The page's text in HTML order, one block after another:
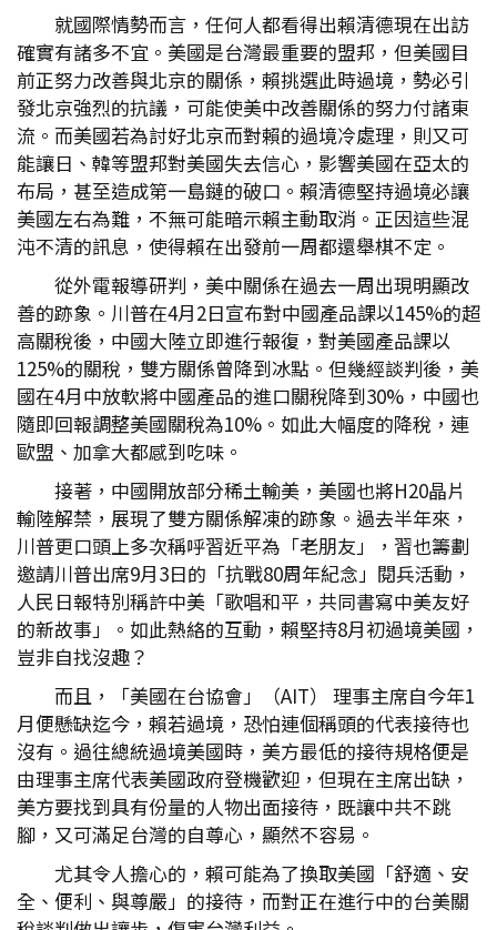
就國際情勢而言，任何人都看得出賴清德現在出訪
確實有諸多不宜。美國是台灣最重要的盟邦，但美國目
前正努力改善與北京的關係，賴挑選此時過境，勢必引
發北京強烈的抗議，可能使美中改善關係的努力付諸東
流。而美國若為討好北京而對賴的過境冷處理，則又可
能讓日、韓等盟邦對美國失去信心，影響美國在亞太的
布局，甚至造成第一島鏈的破口。賴清德堅持過境必讓
美國左右為難，不無可能暗示賴主動取消。正因這些混
沌不清的訊息，使得賴在出發前一周都還舉棋不定。
從外電報導研判，美中關係在過去一周出現明顯改
善的跡象。川普在4月2日宣布對中國產品課以145%的超
高關稅後，中國大陸立即進行報復，對美國產品課以
125%的關稅，雙方關係曾降到冰點。但幾經談判後，美
國在4月中放軟將中國產品的進口關稅降到30%，中國也
隨即回報調整美國關稅為10%。如此大幅度的降稅，連
歐盟、加拿大都感到吃味。
接著，中國開放部分稀土輸美，美國也將H20晶片
輸陸解禁，展現了雙方關係解凍的跡象。過去半年來，
川普更口頭上多次稱呼習近平為「老朋友」，習也籌劃
邀請川普出席9月3日的「抗戰80周年紀念」閱兵活動，
人民日報特別稱許中美「歌唱和平，共同書寫中美友好
的新故事」。如此熱絡的互動，賴堅持8月初過境美國，
豈非自找沒趣？
而且，「美國在台協會」（AIT） 理事主席自今年1
月便懸缺迄今，賴若過境，恐怕連個稱頭的代表接待也
沒有。過往總統過境美國時，美方最低的接待規格便是
由理事主席代表美國政府登機歡迎，但現在主席出缺，
美方要找到具有份量的人物出面接待，既讓中共不跳
腳，又可滿足台灣的自尊心，顯然不容易。
尤其令人擔心的，賴可能為了換取美國「舒適、安
全、便利、與尊嚴」的接待，而對正在進行中的台美關